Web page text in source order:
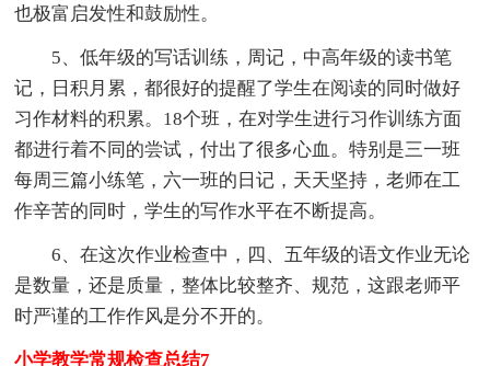
也极富启发性和鼓励性。
5、低年级的写话训练，周记，中高年级的读书笔
记，日积月累，都很好的提醒了学生在阅读的同时做好
习作材料的积累。18个班，在对学生进行习作训练方面
都进行着不同的尝试，付出了很多心血。特别是三一班
每周三篇小练笔，六一班的日记，天天坚持，老师在工
作辛苦的同时，学生的写作水平在不断提高。
6、在这次作业检查中，四、五年级的语文作业无论
是数量，还是质量，整体比较整齐、规范，这跟老师平
时严谨的工作作风是分不开的。
小学教学常规检查总结7